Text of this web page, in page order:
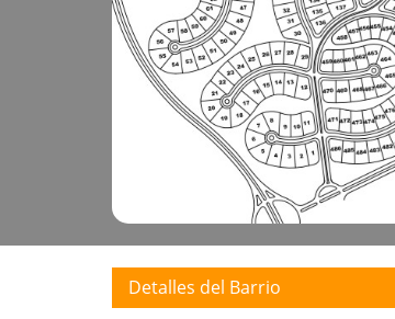
Detalles del Barrio